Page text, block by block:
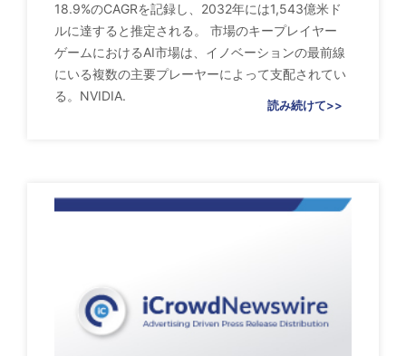
18.9%のCAGRを記録し、2032年には1,543億米ド
ルに達すると推定される。 市場のキープレイヤー
ゲームにおけるAI市場は、イノベーションの最前線
にいる複数の主要プレーヤーによって支配されてい
る。NVIDIA.
読み続けて>>